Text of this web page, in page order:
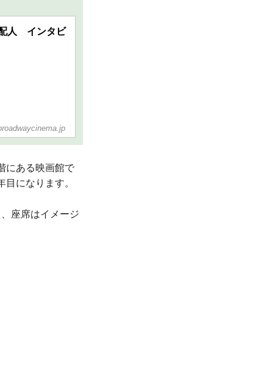
人 インタビ
にある映画館で
になります。
座席はイメージ